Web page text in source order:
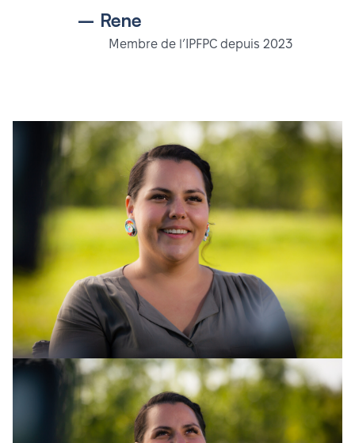
– Rene
Membre de l’IPFPC depuis 2023